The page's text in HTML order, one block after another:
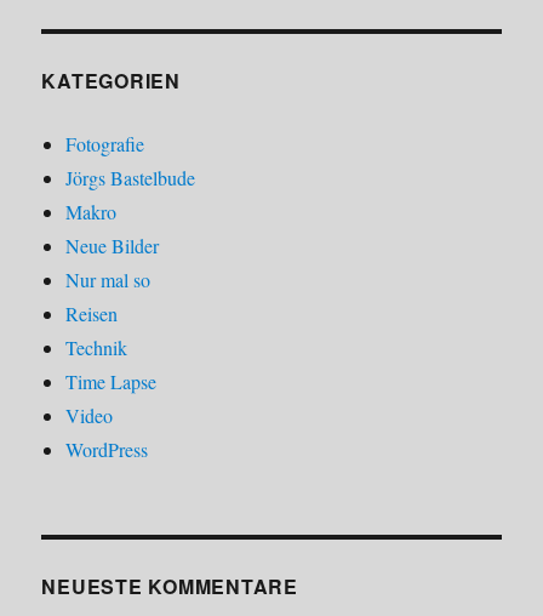
KATEGORIEN
Fotografie
Jörgs Bastelbude
Makro
Neue Bilder
Nur mal so
Reisen
Technik
Time Lapse
Video
WordPress
NEUESTE KOMMENTARE